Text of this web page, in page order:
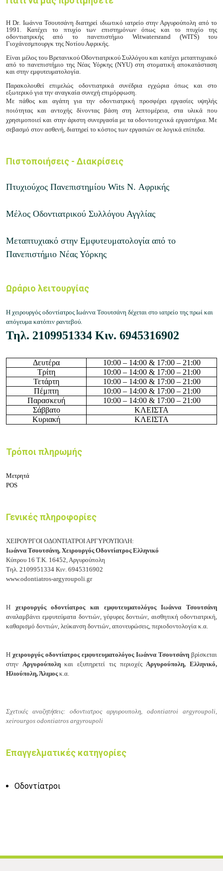
ΗDr. Ιωάννα Τσουτσάνη διατηρεί ιδιωτικό ιατρείο στην Αργυρούπολη από το
1991. Κατέχει το πτυχίο των επιστημόνων όπως και το πτυχίο της
οδοντιατρικής από το πανεπιστήμιο Witwatersrand (WITS) του
Γιοχάνεσμπουργκ της Νοτίου Αφρικής.
Είναι μέλος του Βρετανικού Οδοντιατρικού Συλλόγου και κατέχει μεταπτυχιακό
από το πανεπιστήμιο της Νέας Υόρκης (NYU) στη στοματική αποκατάσταση
και στην εμφυτευματολογία.
Παρακολουθεί επιμελώς οδοντιατρικά συνέδρια εγχώρια όπως και στο
εξωτερικό για την αναγκαία συνεχή επιμόρφωση.
Με πάθος και αγάπη για την οδοντιατρική προσφέρει εργασίες υψηλής
ποιότητας και αντοχής δίνοντας βάση στη λεπτομέρεια, στα υλικά που
χρησιμοποιεί και στην άριστη συνεργασία με τα οδοντοτεχνικά εργαστήρια. Με
σεβασμό στον ασθενή, διατηρεί το κόστος των εργασιών σε λογικά επίπεδα.
Πιστοποιήσεις - Διακρίσεις
Πτυχιούχος Πανεπιστημίου Wits N. Αφρικής
Μέλος Οδοντιατρικού Συλλόγου Αγγλίας
Μεταπτυχιακό στην Εμφυτευματολογία από το
Πανεπιστήμιο Νέας Υόρκης
Ωράριο λειτουργίας
Η χειρουργός οδοντίατρος Ιωάννα Τσουτσάνη δέχεται στο ιατρείο της πρωί και
απόγευμα κατόπιν ραντεβού.
Τηλ. 2109951334 Κιν. 6945316902
Δευτέρα 10:00 – 14:00 & 17:00 – 21:00
Τρίτη
10:00 – 14:00 & 17:00 – 21:00
Τετάρτη
10:00 – 14:00 & 17:00 – 21:00
Πέμπτη
10:00 – 14:00 & 17:00 – 21:00
Παρασκευή
10:00 – 14:00 & 17:00 – 21:00
Σάββατο
ΚΛΕΙΣΤΑ
Κυριακή
ΚΛΕΙΣΤΑ
Τρόποι πληρωμής
Μετρητά
POS
Γενικές πληροφορίες
ΧΕΙΡΟΥΡΓΟΙ ΟΔΟΝΤΙΑΤΡΟΙ ΑΡΓΥΡΟΥΠΟΛΗ:
Ιωάννα Τσουτσάνη, Χειρουργός Οδοντίατρος Ελληνικό
Κύπρου 16 Τ.Κ. 16452, Αργυρούπολη
Τηλ. 2109951334 Κιν. 6945316902
www.odontiatros-argyroupoli.gr
Η χειρουργός οδοντίατρος και εμφυτευματολόγος Ιωάννα Τσουτσάνη
αναλαμβάνει εμφυτεύματα δοντιών, γέφυρες δοντιών, αισθητική οδοντιατρική,
καθαρισμό δοντιών, λεύκανση δοντιών, απονευρώσεις, περιοδοντολογία κ.α.
Η χειρουργός οδοντίατρος εμφυτευματολόγος Ιωάννα Τσουτσάνη βρίσκεται
στην Αργυρούποληκαι εξυπηρετεί τις περιοχές Αργυρούπολη, Ελληνικό,
Ηλιούπολη, Άλιμοςκ.α.
Σχετικές αναζητήσεις: οδοντιατρος αργυρουπολη, odontiatroi argyroupoli,
xeirourgos odontiatros argyroupoli
Επαγγελματικές κατηγορίες
Οδοντίατροι